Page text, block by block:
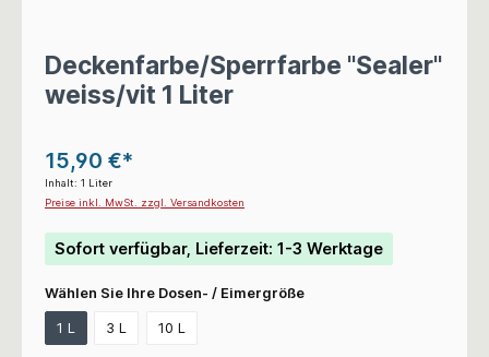
Deckenfarbe/Sperrfarbe "Sealer"
weiss/vit 1 Liter
15,90 €*
Inhalt: 1 Liter
Preise inkl. MwSt. zzgl. Versandkosten
Sofort verfügbar, Lieferzeit: 1-3 Werktage
Wählen Sie Ihre Dosen- / Eimergröße
1 L 3 L 10 L